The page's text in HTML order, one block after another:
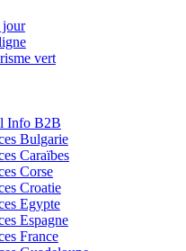
jour
vert
Info B2B
Bulgarie
Caraïbes
Corse
Croatie
Egypte
Espagne
France